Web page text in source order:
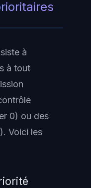
à
à tout
0) ou des
Voici les